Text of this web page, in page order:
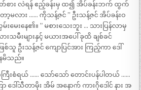
စား လဲရန် ဧည့်ခန်းမှ ထ၍ အိပ်ခန်းဘက် ထွက်
ာ့မလား …… ကိုသန့်ဇင် ” ဦးသန့်ဇင် အိပ်ခန်းဝ
မေးနေ၏။ ” မစားသေးဘူး … သားပြန်လာမှ
သမီးများနှင့် မယားအပေါ် ခုထိ ချစ်ခင်
စ်သူ ဦးသန့်ဇင် ကျောပြင်အား ကြည့်ကာ ဒေါ်
မိသည်။
ကြီးစံရယ် …… သော်သော် တောင်းပန်ပါတယ် ……
ဒေါ်သီတာမိုး အိမ် အနောက် ကားဂိုဒေါင် နား အ